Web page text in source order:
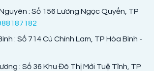
: Số 156 Lương Ngọc Quyến, TP
: Số 714 Cù Chính Lam, TP Hòa Bình -
: Số 36 Khu Đô Thị Mới Tuệ Tĩnh, TP